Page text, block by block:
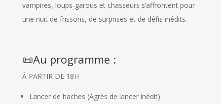
vampires, loups-garous et chasseurs s’affrontent pour
une nuit de frissons, de surprises et de défis inédits.
📜Au programme :
À PARTIR DE 18H
Lancer de haches (Agrès de lancer inédit)